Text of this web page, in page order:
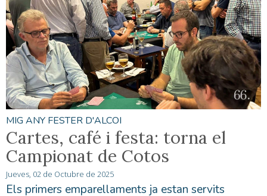
MIG ANY FESTER D'ALCOI
Cartes, café i festa: torna el
Campionat de Cotos
Jueves, 02 de Octubre de 2025
Els primers emparellaments ja estan servits